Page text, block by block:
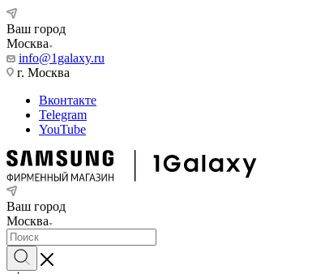
Ваш город
Москва
info@1galaxy.ru
г. Москва
Вконтакте
Telegram
YouTube
Ваш город
Москва